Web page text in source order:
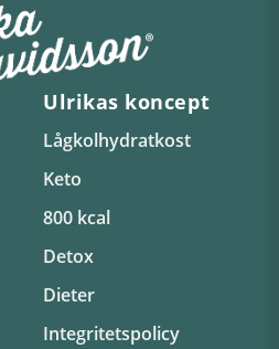
Ulrikas koncept
Lågkolhydratkost
Keto
800 kcal
Detox
Dieter
Integritetspolicy